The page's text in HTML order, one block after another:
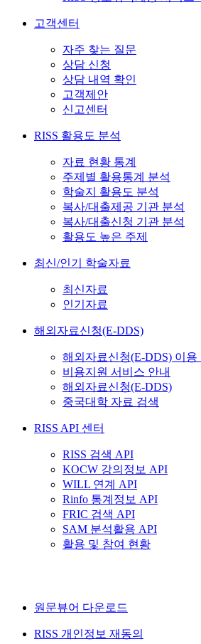
고객센터
자주 찾는 질문
상담 신청
상담 내역 확인
고객제안
신고센터
RISS 활용도 분석
자료 현황 통계
주제별 활용통계 분석
학술지 활용도 분석
복사/대출제공 기관 분석
복사/대출신청 기관 분석
활용도 높은 주제
최신/인기 학술자료
최신자료
인기자료
해외자료신청(E-DDS)
해외자료신청(E-DDS) 이용
비용지원 서비스 안내
해외자료신청(E-DDS)
중국대학 자료 검색
RISS API 센터
RISS 검색 API
KOCW 강의정보 API
WILL 연계 API
Rinfo 통계정보 API
FRIC 검색 API
SAM 분석활용 API
활용 및 참여 현황
원문뷰어 다운로드
RISS 개인정보 재동의